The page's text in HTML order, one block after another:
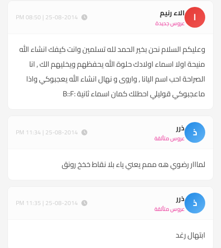
ا الاء رنيم
عروس جديدة
وعليكم السلام نحن بخير الحمد لله تسلمين وانت كيفك انشاء الله
منيحة اولا اسماء اولادك حلوة الله يحفظهم ويخليهم الك , انا
الصراحة احب اسم اليانا , واروى و نهال انشاء الله يعجبوكي واذا
ماعجبوكي قوليلي احطلك كمان اسماء ثانية :B::F
ذ ذرر
عروس متألقة
لمااار رضوي هه ممم يعني ياء بلا نقاط خخخ رونق
ذ ذرر
عروس متألقة
ابتهال رغد